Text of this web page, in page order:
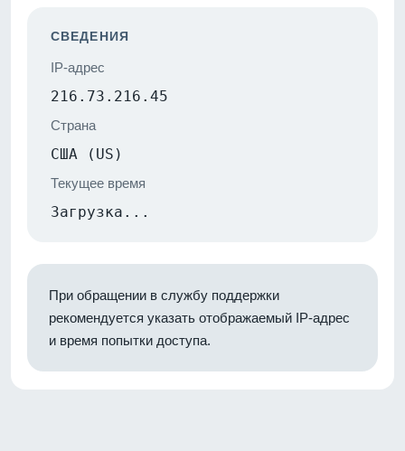
СВЕДЕНИЯ
IP-адрес
216.73.216.45
Страна
США (US)
Текущее время
Загрузка...
При обращении в службу поддержки
рекомендуется указать отображаемый IP-адрес
и время попытки доступа.